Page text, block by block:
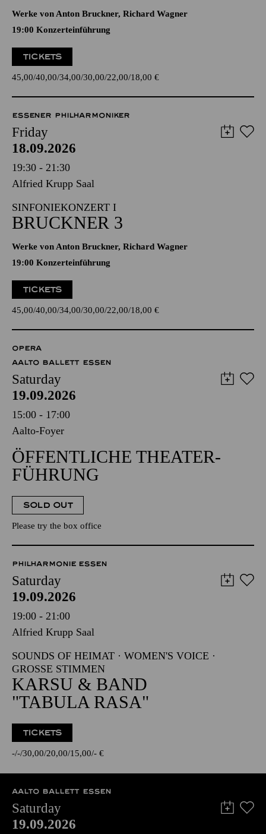
Werke von Anton Bruckner, Richard Wagner
19:00 Konzerteinführung
TICKETS
45,00 40,00 34,00 30,00 22,00 18,00 €
ESSENER PHILHARMONIKER
Friday
18.09.2026
19:30 - 21:30
Alfried Krupp Saal
SINFONIEKONZERT I
BRUCKNER 3
Werke von Anton Bruckner, Richard Wagner
19:00 Konzerteinführung
TICKETS
45,00 40,00 34,00 30,00 22,00 18,00 €
OPERA
AALTO BALLETT ESSEN
Saturday
19.09.2026
15:00 - 17:00
Aalto-Foyer
ÖFFENTLICHE THEATER­
FÜHRUNG
SOLD OUT
Please try the box office
PHILHARMONIE ESSEN
Saturday
19.09.2026
19:00 - 21:00
Alfried Krupp Saal
SOUNDS OF HEIMAT · WOMEN'S VOICE ·
GROSSE STIMMEN
KARSU & BAND
"TABULA RASA"
TICKETS
- - 30,00 20,00 15,00 - €
AALTO BALLETT ESSEN
Saturday
19.09.2026